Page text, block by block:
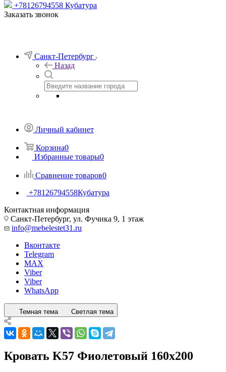
+78126794558 Кубатура
Заказать звонок
Санкт-Петербург
Назад
Личный кабинет
Корзина0
Избранные товары0
Сравнение товаров0
+78126794558Кубатура
Контактная информация
Санкт-Петербург, ул. Фучика 9, 1 этаж
info@mebelestet31.ru
Вконтакте
Telegram
MAX
Viber
Viber
WhatsApp
Темная тема Светлая тема
Кровать K57 Фиолетовый 160x200